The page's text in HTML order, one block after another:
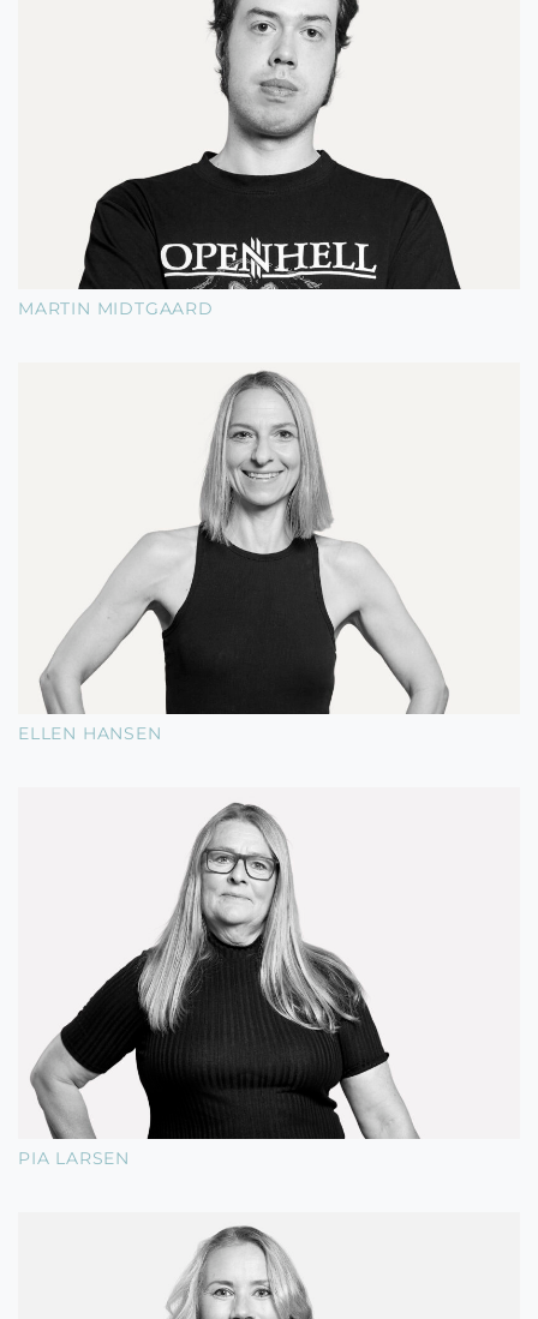
MARTIN MIDTGAARD
ELLEN HANSEN
PIA LARSEN